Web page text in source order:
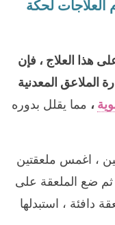
العلاجات لحكة
هذا العلاج ، فإن
الملاعق المعدنية
، مما يقلل بدوره
، اغمس ملعقتين
انتظر 10 دقائق ، ثم ضع الملعقة على
دافئة ، استبدلها